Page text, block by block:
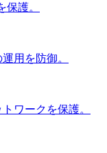
護。
用を防御。
ワークを保護。